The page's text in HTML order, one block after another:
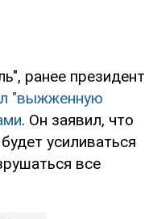
ранее президент
"выжженную
. Он заявил, что
усиливаться
все